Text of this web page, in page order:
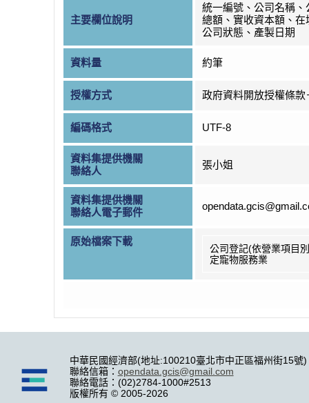
主要欄位說明
統一編號、公司名稱、
總額、實收資本額、在
公司狀態、產製日期
資料量 約筆
授權方式 政府資料開放授權條款
編碼格式 UTF-8
資料集提供機關
聯絡人
張小姐
資料集提供機關
聯絡人電子郵件
原始檔案下載
公司登記(依營業項目
定寵物服務業
中華民國經濟部(地址:100210臺北市中正區福州街15號)
聯絡信箱： opendata.gcis@gmail.com
聯絡電話：(02)2784-1000#2513
版權所有 © 2005-2026